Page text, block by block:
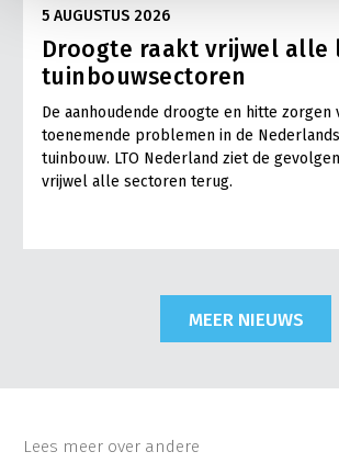
5 AUGUSTUS 2026
Droogte raakt vrijwel alle
tuinbouwsectoren
De aanhoudende droogte en hitte zorgen
toenemende problemen in de
tuinbouw. LTO Nederland ziet de
vrijwel alle sectoren terug.
MEER NIEUWS
Lees meer over andere